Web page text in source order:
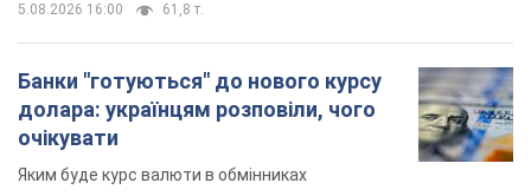
5.08.2026 16:00 61,8 т.
Банки "готуються" до нового курсу
долара: українцям розповіли, чого
очікувати
Яким буде курс валюти в обмінниках